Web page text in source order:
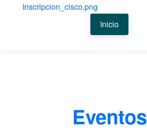
Inscripcion_cisco.png
Inicio
Eventos